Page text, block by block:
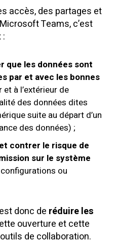
accès, des partages et
Teams, c’est
:
que les données sont
par et avec les bonnes
et à l’extérieur de
des données dites
suite au départ d’un
des données) ;
contrer le risque de
sur le système
ou
donc de réduire les
ouverture et cette
de collaboration.